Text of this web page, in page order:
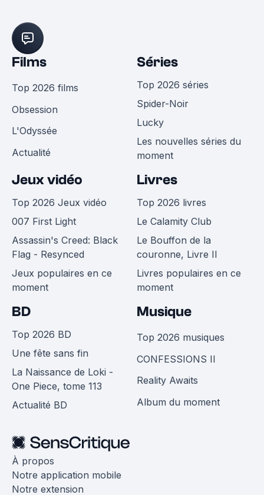
Films
Top 2026 films
Obsession
L'Odyssée
Actualité
Séries
Top 2026 séries
Spider-Noir
Lucky
Les nouvelles séries du
moment
Jeux vidéo
Top 2026 Jeux vidéo
007 First Light
Assassin's Creed: Black
Flag - Resynced
Jeux populaires en ce
moment
Livres
Top 2026 livres
Le Calamity Club
Le Bouffon de la
couronne, Livre II
Livres populaires en ce
moment
BD
Top 2026 BD
Une fête sans fin
La Naissance de Loki -
One Piece, tome 113
Actualité BD
Musique
Top 2026 musiques
CONFESSIONS II
Reality Awaits
Album du moment
À propos
Notre application mobile
Notre extension